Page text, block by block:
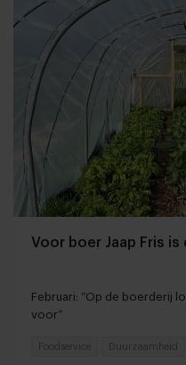
Voor boer Jaap Fris
Februari: “Op de boerderij
voor”
Foodservice Duurzaamheid